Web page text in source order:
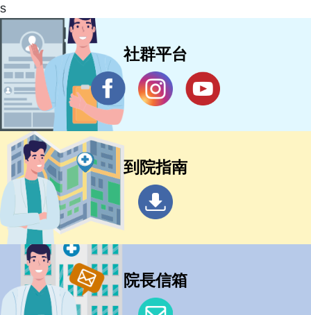
s
社群平台
到院指南
院長信箱